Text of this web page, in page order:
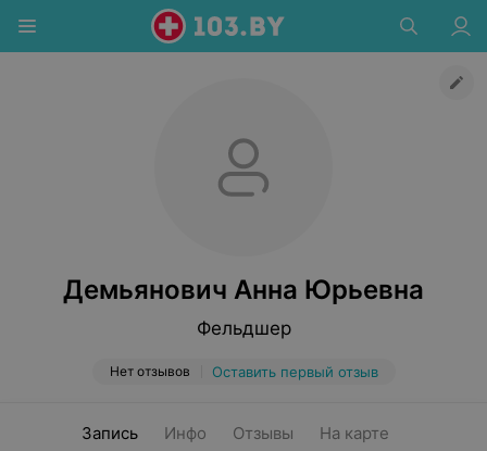
Демьянович Анна Юрьевна
Фельдшер
Нет отзывов Оставить первый отзыв
Запись Инфо Отзывы На карте